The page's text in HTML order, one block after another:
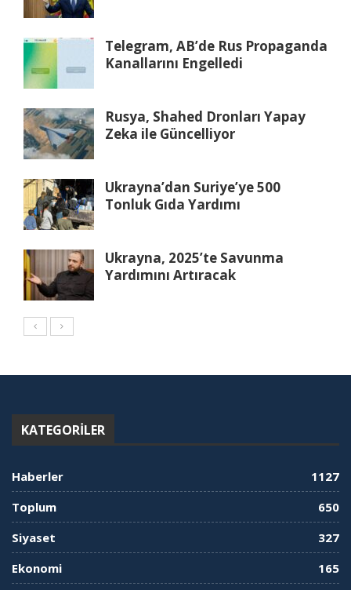
Telegram, AB’de Rus Propaganda
Kanallarını Engelledi
Rusya, Shahed Dronları Yapay
Zeka ile Güncelliyor
Ukrayna’dan Suriye’ye 500
Tonluk Gıda Yardımı
Ukrayna, 2025’te Savunma
Yardımını Artıracak
KATEGORILER
Haberler
1127
Toplum
650
Siyaset
327
Ekonomi
165